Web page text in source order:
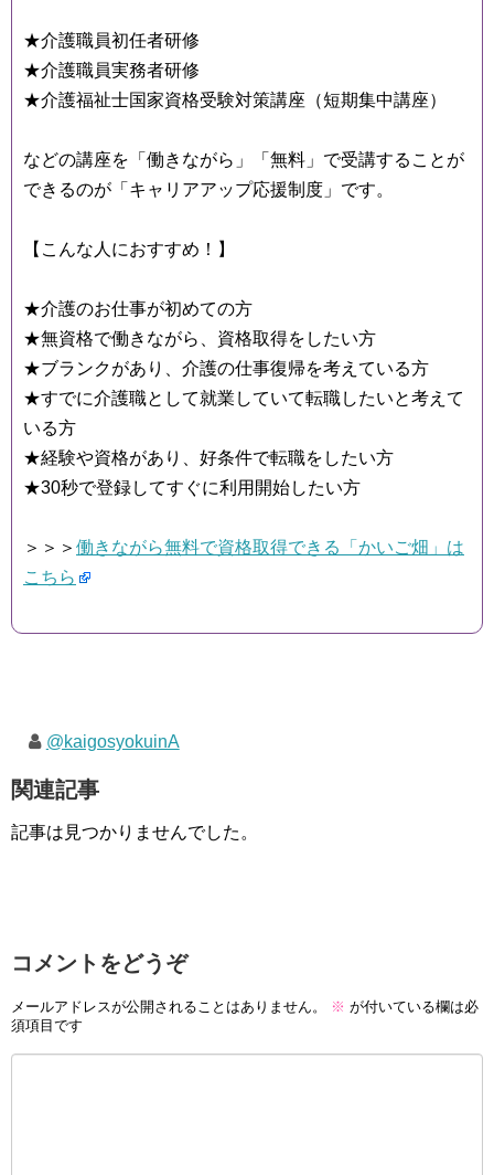
★介護職員初任者研修
★介護職員実務者研修
★介護福祉士国家資格受験対策講座（短期集中講座）
などの講座を「働きながら」「無料」で受講することが
できるのが「キャリアアップ応援制度」です。
【こんな人におすすめ！】
★介護のお仕事が初めての方
★無資格で働きながら、資格取得をしたい方
★ブランクがあり、介護の仕事復帰を考えている方
★すでに介護職として就業していて転職したいと考えて
いる方
★経験や資格があり、好条件で転職をしたい方
★30秒で登録してすぐに利用開始したい方
＞＞＞ 働きながら無料で資格取得できる「かいご畑」は
こちら
@kaigosyokuinA
関連記事
記事は見つかりませんでした。
コメントをどうぞ
メールアドレスが公開されることはありません。 ※ が付いている欄は必
須項目です